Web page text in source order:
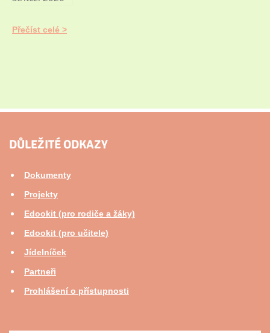
Přečíst celé
DŮLEŽITÉ ODKAZY
Dokumenty
Projekty
Edookit (pro rodiče a žáky)
Edookit (pro učitele)
Jídelníček
Partneři
Prohlášení o přístupnosti